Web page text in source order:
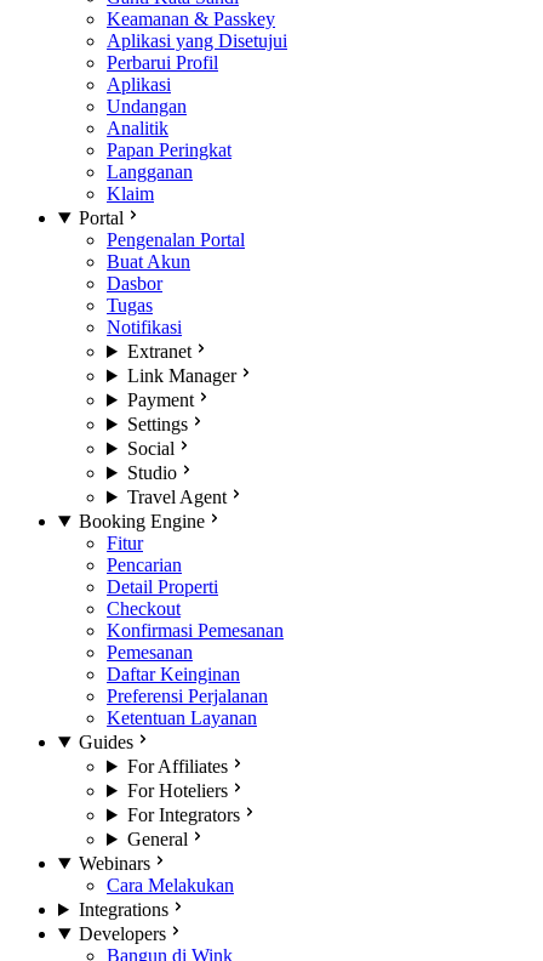
Keamanan & Passkey
Aplikasi yang Disetujui
Perbarui Profil
Aplikasi
Undangan
Analitik
Papan Peringkat
Langganan
Klaim
Portal
Pengenalan Portal
Buat Akun
Dasbor
Tugas
Notifikasi
Extranet
Link Manager
Payment
Settings
Social
Studio
Travel Agent
Booking Engine
Fitur
Pencarian
Detail Properti
Checkout
Konfirmasi Pemesanan
Pemesanan
Daftar Keinginan
Preferensi Perjalanan
Ketentuan Layanan
Guides
For Affiliates
For Hoteliers
For Integrators
General
Webinars
Cara Melakukan
Integrations
Developers
Bangun di Wink